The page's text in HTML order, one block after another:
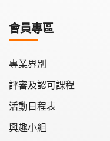
學會會報
會員專區
專業界別
評審及認可課程
活動日程表
興趣小組